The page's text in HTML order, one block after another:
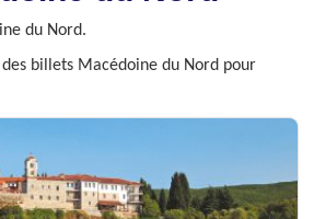
du Nord.
billets Macédoine du Nord pour